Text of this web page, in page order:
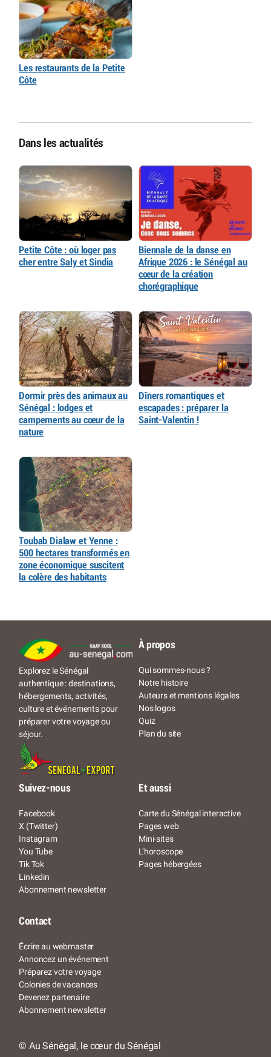
Les restaurants de la Petite
Côte
Dans les actualités
Petite Côte : où loger pas
cher entre Saly et Sindia
Biennale de la danse en
Afrique 2026 : le Sénégal au
cœur de la création
chorégraphique
Dormir près des animaux au
Sénégal : lodges et
campements au cœur de la
nature
Dîners romantiques et
escapades : préparer la
Saint-Valentin !
Toubab Dialaw et Yenne :
500 hectares transformés en
zone économique suscitent
la colère des habitants
Explorez le Sénégal
authentique : destinations,
hébergements, activités,
culture et événements pour
préparer votre voyage ou
séjour.
À propos
Qui sommes-nous ?
Notre histoire
Auteurs et mentions légales
Nos logos
Quiz
Plan du site
Suivez-nous
Facebook
X (Twitter)
Instagram
You Tube
Tik Tok
Linkedin
Abonnement newsletter
Et aussi
Carte du Sénégal interactive
Pages web
Mini-sites
L’horoscope
Pages hébergées
Contact
Écrire au webmaster
Annoncez un événement
Préparez votre voyage
Colonies de vacances
Devenez partenaire
Abonnement newsletter
© Au Sénégal, le cœur du Sénégal